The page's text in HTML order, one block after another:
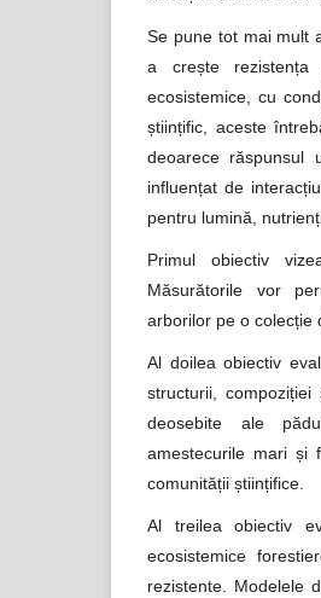
Se pune tot mai mult
a crește
ecosistemice, cu
științific, aceste
deoarece
influențat de
pentru lumină,
Primul obiectiv
Măsurătorile vor
arborilor pe o colecție
Al doilea obiectiv
structurii,
deosebite ale
amestecurile mari și
comunității științifice.
Al treilea obiectiv
ecosistemice
rezistente. Modelele